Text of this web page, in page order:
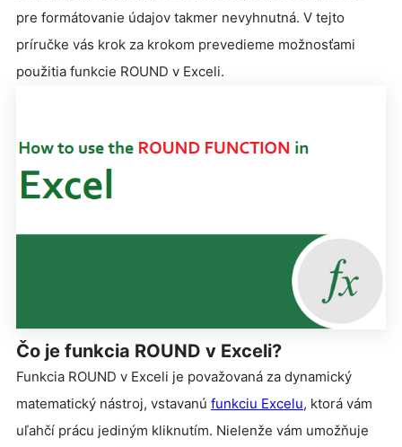
pre formátovanie údajov takmer nevyhnutná. V tejto
príručke vás krok za krokom prevedieme možnosťami
použitia funkcie ROUND v Exceli.
Čo je funkcia ROUND v Exceli?
Funkcia ROUND v Exceli je považovaná za dynamický
matematický nástroj, vstavanú funkciu Excelu, ktorá vám
uľahčí prácu jediným kliknutím. Nielenže vám umožňuje